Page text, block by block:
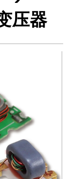
压器